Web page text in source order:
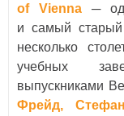
of Vienna ─
и самый старый
несколько
учебных
выпускниками
Фрейд,